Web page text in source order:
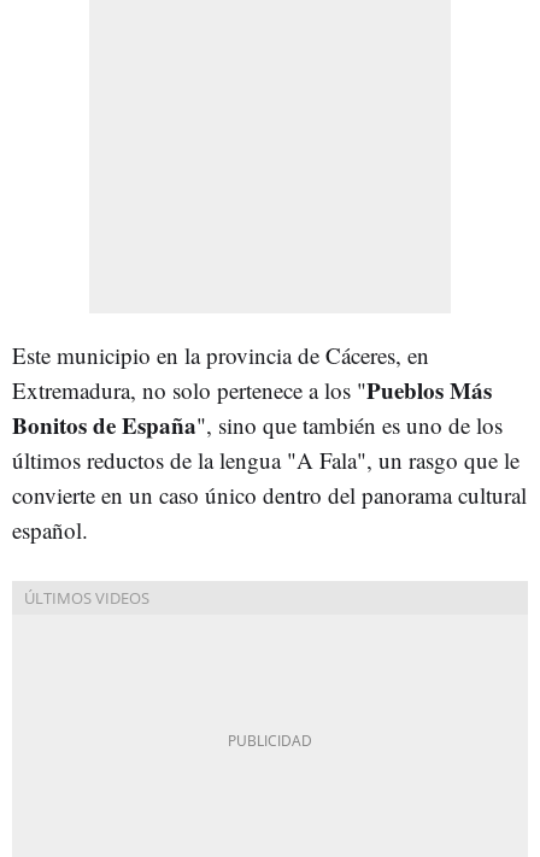
Este municipio en la provincia de Cáceres, en
Extremadura, no solo pertenece a los "Pueblos Más
Bonitos de España", sino que también es uno de los
últimos reductos de la lengua "A Fala", un rasgo que le
convierte en un caso único dentro del panorama cultural
español.